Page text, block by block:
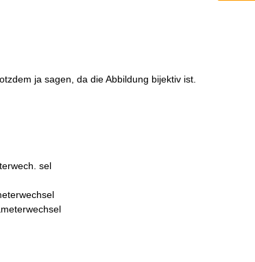
ja sagen, da die Abbildung bijektiv ist.
sel